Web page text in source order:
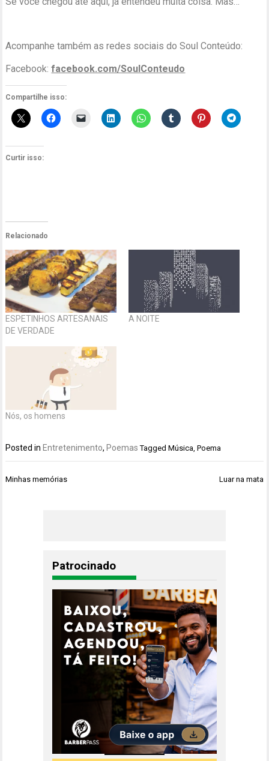
Acompanhe também as redes sociais do Soul Conteúdo:
Facebook:facebook.com/SoulConteudo
Compartilhe isso:
Curtir isso:
Relacionado
ESPETINHOS ARTESANAIS
DE VERDADE
A NOITE
Nós, os homens
Posted inEntretenimento,Poemas TaggedMúsica ,Poema
Navegação
Minhas memórias Luar na mata
Patrocinado